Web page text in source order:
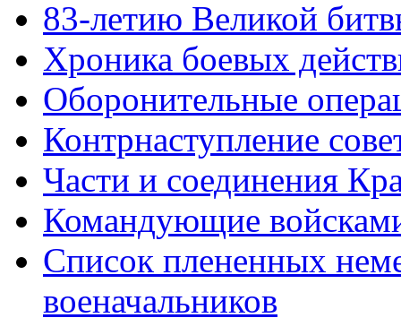
83-летию Великой
Хроника боевых
Оборонительные
Контрнаступление
Части и соединения
Командующие
Список плененных
военачальников